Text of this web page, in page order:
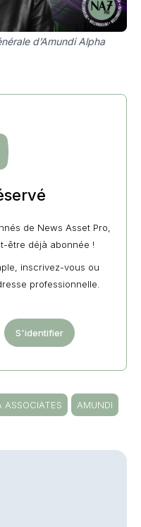
d’Amundi Alpha
de News Asset Pro,
être déjà abonnée !
inscrivez-vous ou
professionnelle.
S'identifier
ASSOCIATES
AMUNDI